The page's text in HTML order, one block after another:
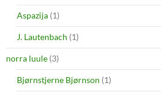
Aspazija (1)
J. Lautenbach (1)
norra luule (3)
Bjørnstjerne Bjørnson (1)